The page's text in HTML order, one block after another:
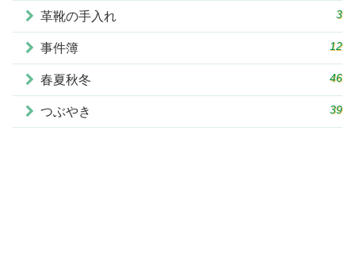
革靴の手入れ 3
事件簿 12
春夏秋冬 46
つぶやき 39